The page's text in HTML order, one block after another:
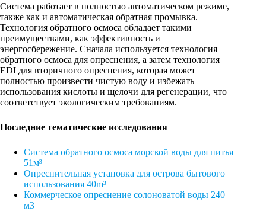
Система работает в полностью автоматическом режиме,
также как и автоматическая обратная промывка.
Технология обратного осмоса обладает такими
преимуществами, как эффективность и
энергосбережение. Сначала используется технология
обратного осмоса для опреснения, а затем технология
EDI для вторичного опреснения, которая может
полностью произвести чистую воду и избежать
использования кислоты и щелочи для регенерации, что
соответствует экологическим требованиям.
Последние тематические исследования
Система обратного осмоса морской воды для питья
51м³
Опреснительная установка для острова бытового
использования 40m³
Коммерческое опреснение солоноватой воды 240
м3